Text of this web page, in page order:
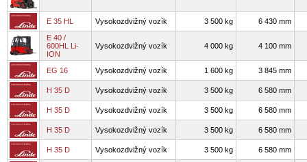
E 35 HL Vysokozdvižný vozík 3 500 kg
6 430 mm
E 40 /
600HL Li-
ION
Vysokozdvižný vozík 4 000 kg 4 100 mm
EG 16 Vysokozdvižný vozík 1 600 kg 3 845 mm
H 35 D Vysokozdvižný vozík 3 500 kg 6 580 mm
H 35 D Vysokozdvižný vozík 3 500 kg 6 580 mm
H 35 D Vysokozdvižný vozík 3 500 kg 6 580 mm
H 35 D Vysokozdvižný vozík 3 500 kg 6 580 mm